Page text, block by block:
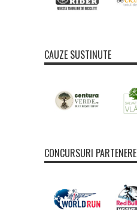
CAUZE SUSTINUTE
CONCURSURI PARTENERE